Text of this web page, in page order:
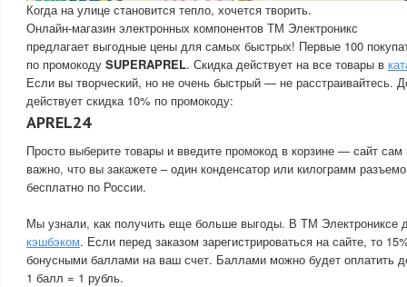
Когда на улице становится тепло, хочется творить.
Онлайн-магазин электронных компонентов ТМ Электроникс
предлагает выгодные цены для самых быстрых! Первые 100
по промокоду SUPERAPREL. Скидка действует на все товары в
Если вы творческий, но не очень быстрый — не расстраивайтесь.
действует скидка 10% по промокоду:
APREL24
Просто выберите товары и введите промокод в корзине — сайт сам
важно, что вы закажете – один конденсатор или килограмм
бесплатно по России.
Мы узнали, как получить еще больше выгоды. В ТМ Электрониксе
кэшбэком. Если перед заказом зарегистрироваться на сайте, то
бонусными баллами на ваш счет. Баллами можно будет оплатить
1 балл = 1 рубль.